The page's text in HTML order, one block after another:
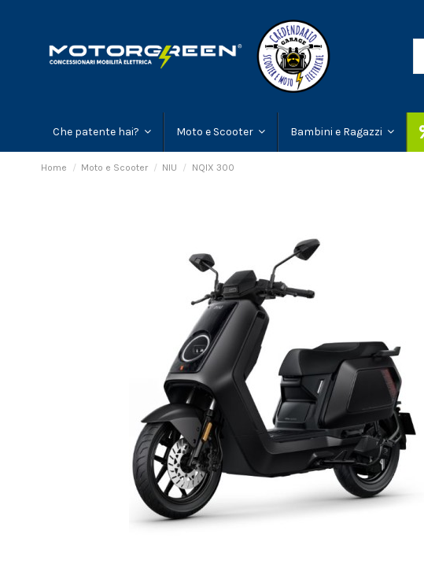
Che patente hai? Moto e Scooter Bambini e Ragazzi
Home Moto e Scooter NIU NQIX 300